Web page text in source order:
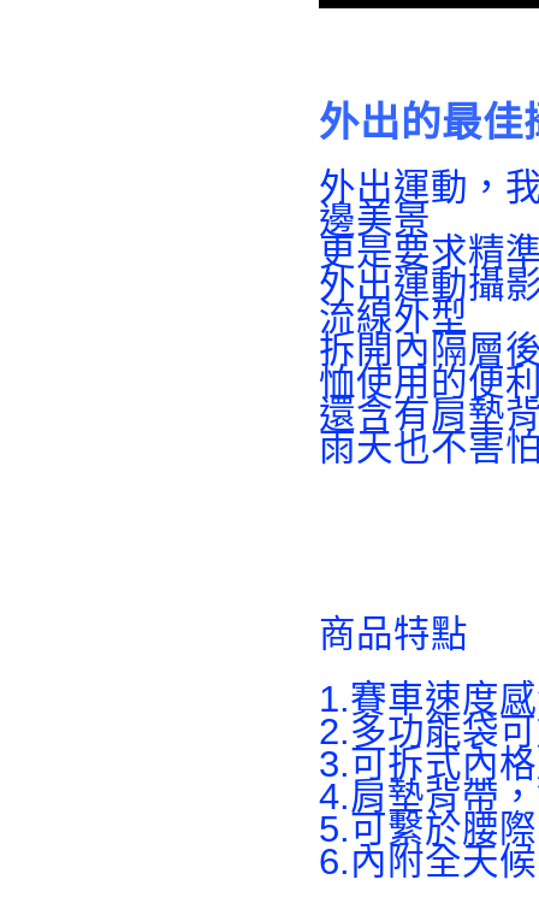
外出的最佳
外出運動，
邊美景
更是要求精
外出運動攝
流線外型
拆開內隔層
恤使用的便
還含有肩墊
雨天也不害
商品特點
1.賽車速度
2.多功能袋
3.可拆式內
4.肩墊背帶
5.可繫於腰
6.內附全天